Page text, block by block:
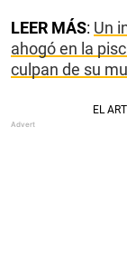
LEER MÁS: Un
ahogó en la
culpan de su